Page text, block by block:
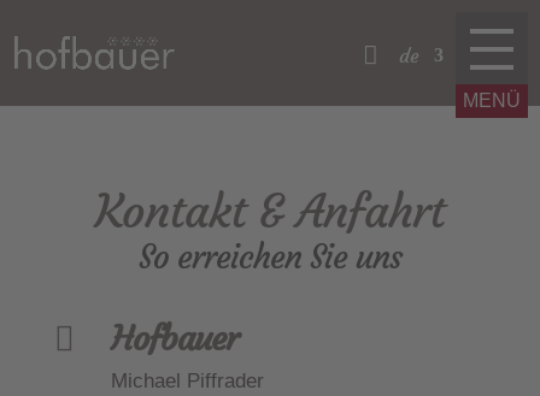
de
Kontakt & Anfahrt
So erreichen Sie uns
 Hofbauer
Michael Piffrader